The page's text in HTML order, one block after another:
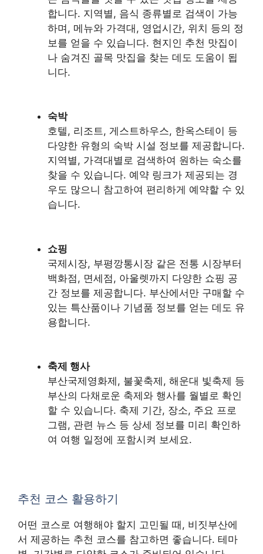
합니다. 지역별, 음식 종류별로 검색이 가능
하며, 메뉴와 가격대, 영업시간, 위치 등의 정
보를 얻을 수 있습니다. 현지인 추천 맛집이
나 숨겨진 골목 맛집을 찾는 데도 도움이 됩
니다.
숙박
호텔, 리조트, 게스트하우스, 한옥스테이 등
다양한 유형의 숙박 시설 정보를 제공합니다.
지역별, 가격대별로 검색하여 원하는 숙소를
찾을 수 있습니다. 예약 링크가 제공되는 경
우도 많으니 참고하여 편리하게 예약할 수 있
습니다.
쇼핑
국제시장, 부평깡통시장 같은 전통 시장부터
백화점, 면세점, 아울렛까지 다양한 쇼핑 공
간 정보를 제공합니다. 부산에서만 구매할 수
있는 특산품이나 기념품 정보를 얻는 데도 유
용합니다.
축제 행사
부산국제영화제, 불꽃축제, 해운대 빛축제 등
부산의 다채로운 축제와 행사를 월별로 확인
할 수 있습니다. 축제 기간, 장소, 주요 프로
그램, 관련 뉴스 등 상세 정보를 미리 확인하
여 여행 일정에 포함시켜 보세요.
추천 코스 활용하기
어떤 코스로 여행해야 할지 고민될 때, 비짓부산에
서 제공하는 추천 코스를 참고하면 좋습니다. 테마